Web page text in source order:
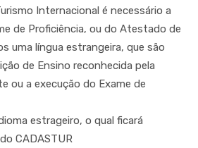
Internacional é necessário a
de Proficiência, ou do Atestado de
uma língua estrangeira, que são
de Ensino reconhecida pela
ou a execução do Exame de
estrageiro, o qual ficará
CADASTUR